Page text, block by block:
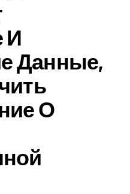
И
Данные,
О